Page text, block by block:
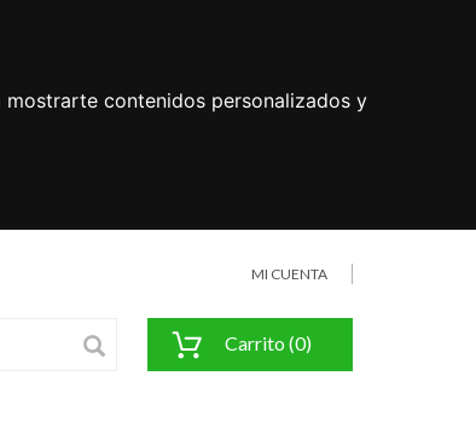
contenidos personalizados y
MI CUENTA
Carrito (0)